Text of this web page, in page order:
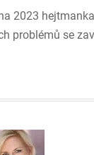
problémů se